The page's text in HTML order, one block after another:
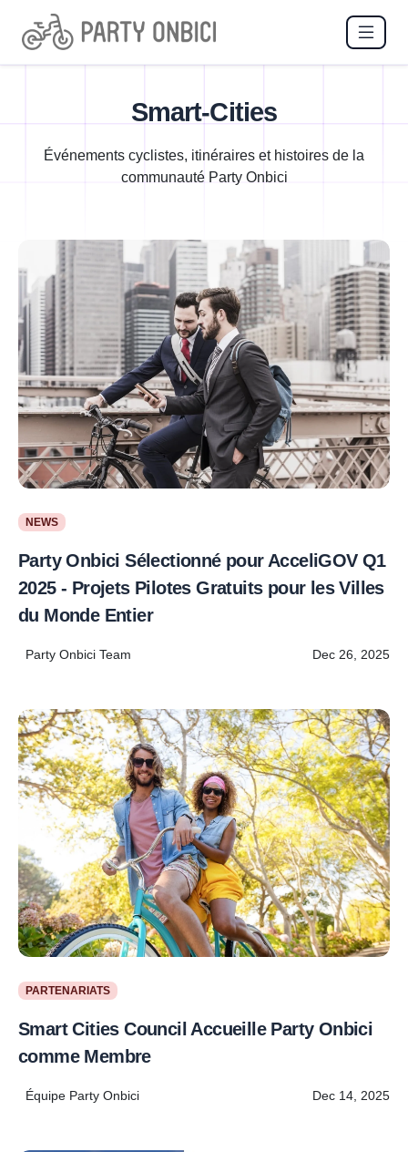
Smart-Cities
Événements cyclistes, itinéraires et histoires de la
communauté Party Onbici
NEWS
Party Onbici Sélectionné pour AcceliGOV Q1
2025 - Projets Pilotes Gratuits pour les Villes
du Monde Entier
Party Onbici Team Dec 26, 2025
PARTENARIATS
Smart Cities Council Accueille Party Onbici
comme Membre
Équipe Party Onbici Dec 14, 2025